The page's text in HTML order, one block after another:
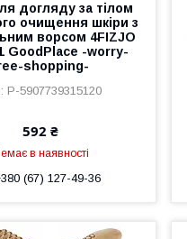
догляду за тілом
очищення шкіри з
ворсом 4FIZJO
GoodPlace -worry-
shopping-
P-5907739315120
592 ₴
в наявності
(67) 127-49-36